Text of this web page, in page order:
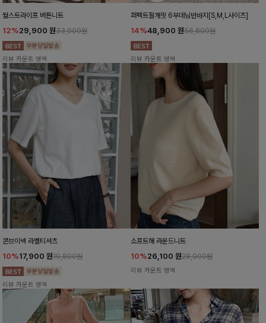
월스트라이프 버튼니트
12%29,900 원33,900원
리뷰 카운트 영역
퍼펙트절개핏 6부데님반바지[S,M,L사이즈]
14%48,900 원56,800원
리뷰 카운트 영역
콘브이넥 라벨티셔츠
10%17,900 원19,800원
리뷰 카운트 영역
소프트해 라운드니트
10%26,100 원28,900원
리뷰 카운트 영역